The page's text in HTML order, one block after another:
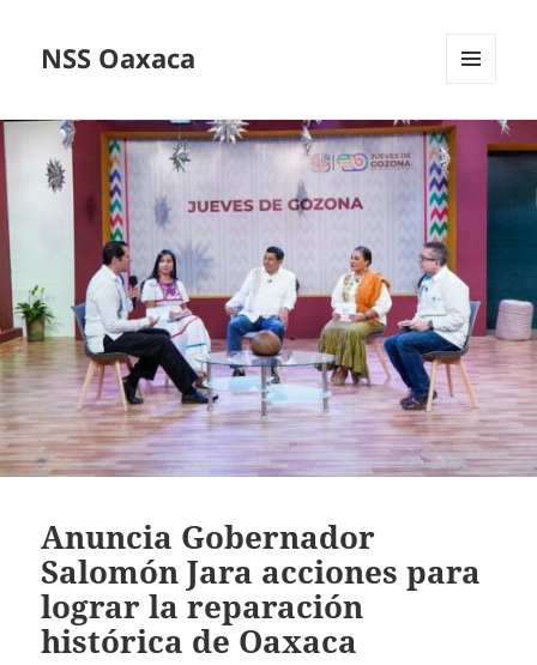
NSS Oaxaca
WIDGETS
Anuncia Gobernador
Salomón Jara acciones para
lograr la reparación
histórica de Oaxaca